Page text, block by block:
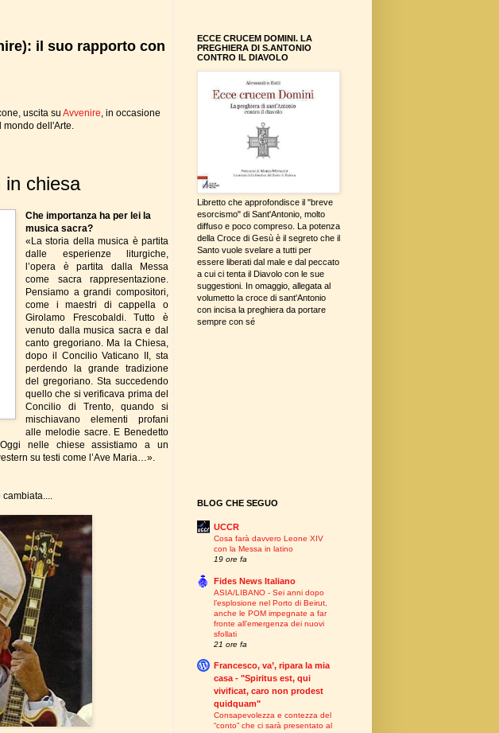
il suo rapporto con
uscita su Avvenire , in occasione
dell'Arte.
in chiesa
Che importanza ha per lei la
musica sacra?
«La storia della musica è partita
dalle esperienze liturgiche,
l’opera è partita dalla Messa
come sacra rappresentazione.
Pensiamo a grandi compositori,
come i maestri di cappella o
Girolamo Frescobaldi. Tutto è
venuto dalla musica sacra e dal
canto gregoriano. Ma la Chiesa,
dopo il Concilio Vaticano II, sta
perdendo la grande tradizione
del gregoriano. Sta succedendo
quello che si verificava prima del
Concilio di Trento, quando si
mischiavano elementi profani
alle melodie sacre. E Benedetto
nelle chiese assistiamo a un
su testi come l’Ave Maria…».
ECCE CRUCEM DOMINI. LA
PREGHIERA DI S.ANTONIO
CONTRO IL DIAVOLO
Libretto che approfondisce il "breve
esorcismo" di Sant'Antonio, molto
diffuso e poco compreso. La potenza
della Croce di Gesù è il segreto che il
Santo vuole svelare a tutti per
essere liberati dal male e dal peccato
a cui ci tenta il Diavolo con le sue
suggestioni. In omaggio, allegata al
volumetto la croce di sant'Antonio
con incisa la preghiera da portare
sempre con sé
BLOG CHE SEGUO
UCCR
Cosa farà davvero Leone XIV
con la Messa in latino
19 ore fa
Fides News Italiano
ASIA/LIBANO - Sei anni dopo
l’esplosione nel Porto di Beirut,
anche le POM impegnate a far
fronte all’emergenza dei nuovi
sfollati
21 ore fa
Francesco, va’, ripara la mia
casa - "Spiritus est, qui
vivificat, caro non prodest
quidquam"
Consapevolezza e contezza del
“conto” che ci sarà presentato al